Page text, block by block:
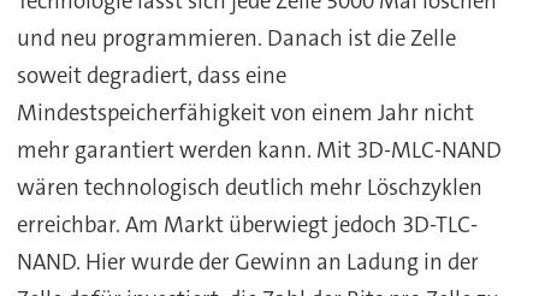
und neu programmieren. Danach ist die Zelle
soweit degradiert, dass eine
Mindestspeicherfähigkeit von einem Jahr nicht
mehr garantiert werden kann. Mit 3D-MLC-NAND
wären technologisch deutlich mehr Löschzyklen
erreichbar. Am Markt überwiegt jedoch 3D-TLC-
NAND. Hier wurde der Gewinn an Ladung in der